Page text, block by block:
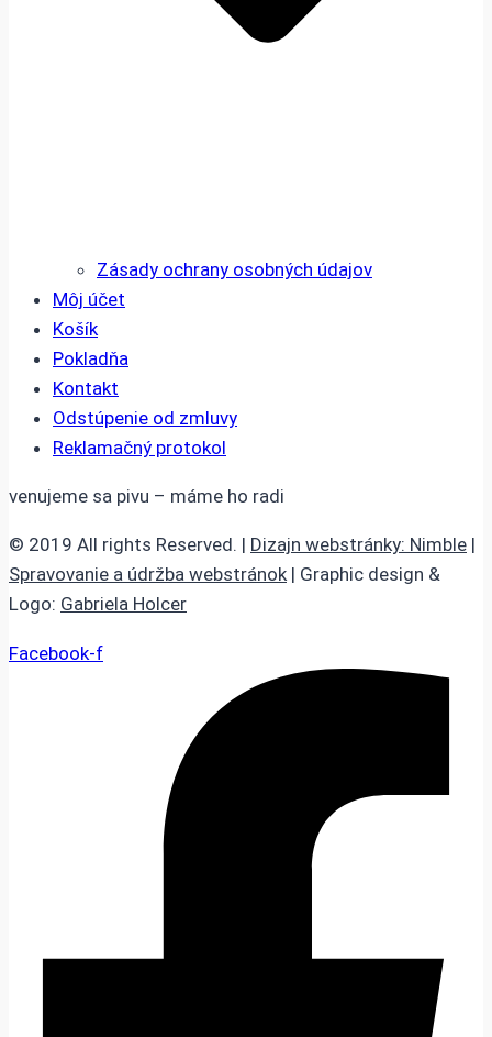
Zásady ochrany osobných údajov
Môj účet
Košík
Pokladňa
Kontakt
Odstúpenie od zmluvy
Reklamačný protokol
venujeme sa pivu – máme ho radi
© 2019 All rights Reserved. | Dizajn webstránky: Nimble |
Spravovanie a údržba webstránok| Graphic design &
Logo: Gabriela Holcer
Facebook-f